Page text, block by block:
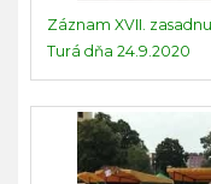
Záznam XVII.
Turá dňa 24.9.2020